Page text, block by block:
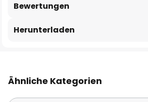
Bewertungen
Herunterladen
Ähnliche Kategorien